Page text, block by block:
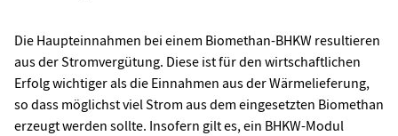
Die Haupteinnahmen bei einem Biomethan-BHKW resultieren
aus der Stromvergütung. Diese ist für den wirtschaftlichen
Erfolg wichtiger als die Einnahmen aus der Wärmelieferung,
so dass möglichst viel Strom aus dem eingesetzten Biomethan
erzeugt werden sollte. Insofern gilt es, ein BHKW-Modul